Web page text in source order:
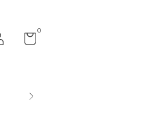
0
Simulador de Financiación